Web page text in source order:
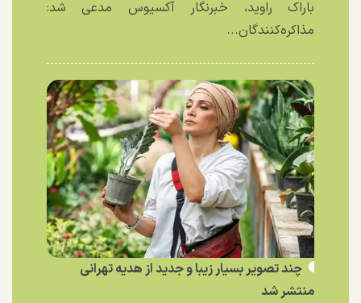
باراک راوید، خبرنگار آکسیوس مدعی شد:
مذاکره‌کنندگان...
چند تصویر بسیار زیبا و جدید از هدیه تهرانی
منتشر شد